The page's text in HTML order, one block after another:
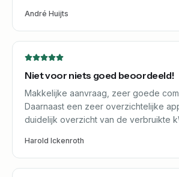
André Huijts
Niet voor niets goed beoordeeld!
Makkelijke aanvraag, zeer goede
Daarnaast een zeer overzichtelijke
duidelijk overzicht van de verbruikte
Harold Ickenroth